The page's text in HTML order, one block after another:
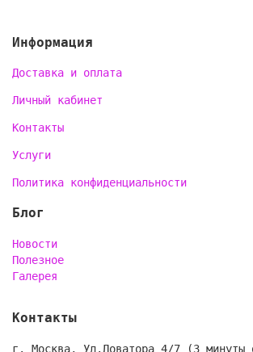
Информация
Доставка и оплата
Личный кабинет
Контакты
Услуги
Политика конфиденциальности
Блог
Новости
Полезное
Галерея
Контакты
г. Москва, Ул.Доватора 4/7 (3 минуты